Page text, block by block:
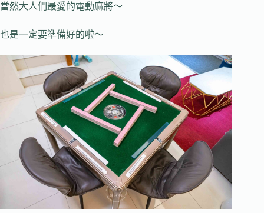
當然大人們最愛的電動麻將～
也是一定要準備好的啦～